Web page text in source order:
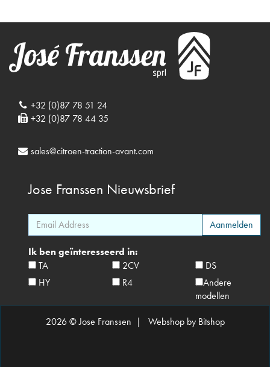
+32 (0)87 78 51 24
+32 (0)87 78 44 35
sales@citroen-traction-avant.com
Jose Franssen Nieuwsbrief
Ik ben geïnteresseerd in:
TA
2CV
DS
HY
R4
Andere
modellen
2026 © Jose Franssen | Webshop by Bitshop